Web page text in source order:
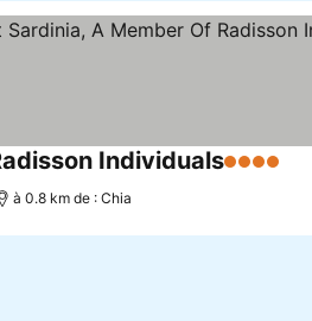
Individuals4 Étoiles
à 0.8 km de : Chia